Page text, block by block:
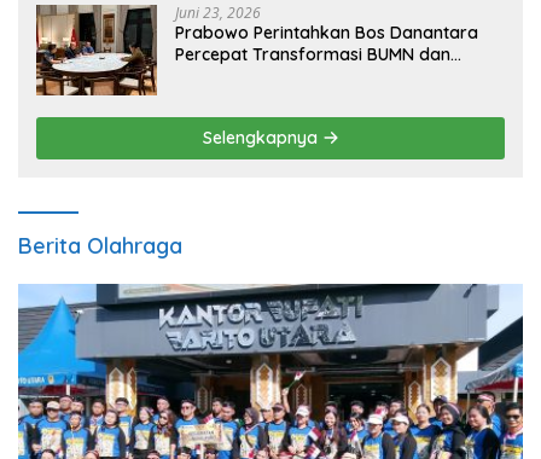
Juni 23, 2026
Prabowo Perintahkan Bos Danantara
Percepat Transformasi BUMN dan
Selengkapnya
Berita Olahraga